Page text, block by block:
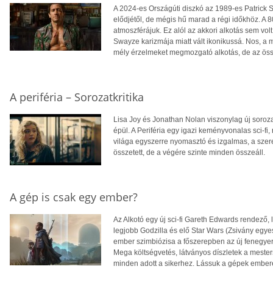
A 2024-es Országúti diszkó az 1989-es Patrick
elődjétől, de mégis hű marad a régi időkhöz. A
atmoszférájuk. Ez alól az akkori alkotás sem
Swayze karizmája miatt vált ikonikussá. Nos, a
mély érzelmeket megmozgató alkotás, de az
A periféria – Sorozatkritika
Lisa Joy és Jonathan Nolan viszonylag új
épül. A Periféria egy igazi keményvonalas sci-
világa egyszerre nyomasztó és izgalmas, a
összetett, de a végére szinte minden összeáll.
A gép is csak egy ember?
Az Alkotó egy új sci-fi Gareth Edwards
legjobb Godzilla és elő Star Wars (Zsivány
ember szimbiózisa a főszerepben az új
Mega költségvetés, látványos díszletek a
minden adott a sikerhez. Lássuk a gépek